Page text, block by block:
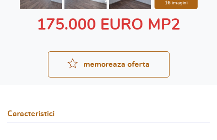
16 imagini
175.000 EURO MP2
memoreaza oferta
Caracteristici